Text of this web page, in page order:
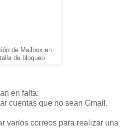
de Mailbox en
de bloqueo
en falta:
cuentas que no sean Gmail.
varios correos para realizar una